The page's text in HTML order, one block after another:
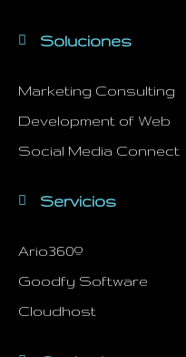
Soluciones
Marketing Consulting
Development of Web
Social Media Connect
Servicios
Ario360º
Goodfy Software
Cloudhost